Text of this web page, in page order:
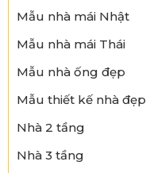
Mẫu nhà mái Nhật
Mẫu nhà mái Thái
Mẫu nhà ống đẹp
Mẫu thiết kế nhà đẹp
Nhà 2 tầng
Nhà 3 tầng